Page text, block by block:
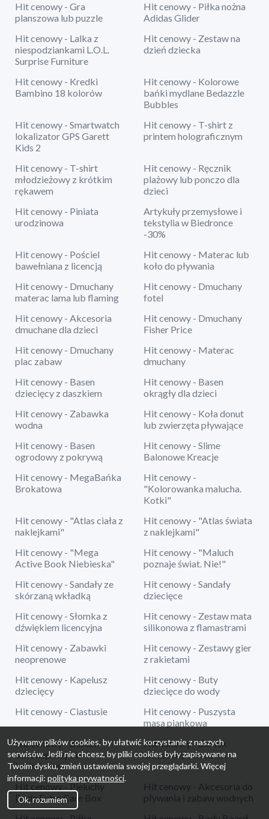
Hit cenowy - Gra
planszowa lub puzzle
Hit cenowy - Piłka nożna
Adidas Glider
Hit cenowy - Lalka z
niespodziankami L.O.L.
Surprise Furniture
Hit cenowy - Zestaw na
dzień dziecka
Hit cenowy - Kredki
Bambino 18 kolorów
Hit cenowy - Kolorowe
bańki mydlane Bedazzle
Bubbles
Hit cenowy - Smartwatch
lokalizator GPS Garett
Kids 2
Hit cenowy - T-shirt z
printem holograficznym
Hit cenowy - T-shirt
młodzieżowy z krótkim
rękawem
Hit cenowy - Ręcznik
plażowy lub ponczo dla
dzieci
Hit cenowy - Piniata
urodzinowa
Artykuły przemysłowe i
tekstylia w Biedronce
-30%
Hit cenowy - Pościel
bawełniana z licencją
Hit cenowy - Materac lub
koło do pływania
Hit cenowy - Dmuchany
materac lama lub flaming
Hit cenowy - Dmuchany
fotel
Hit cenowy - Akcesoria
dmuchane dla dzieci
Hit cenowy - Dmuchany
Fisher Price
Hit cenowy - Dmuchany
plac zabaw
Hit cenowy - Materac
dmuchany
Hit cenowy - Basen
dziecięcy z daszkiem
Hit cenowy - Basen
okrągły dla dzieci
Hit cenowy - Zabawka
wodna
Hit cenowy - Koła donut
lub zwierzęta pływające
Hit cenowy - Basen
ogrodowy z pokrywą
Hit cenowy - Slime
Balonowe Kreacje
Hit cenowy - MegaBańka
Brokatowa
Hit cenowy -
"Kolorowanka malucha.
Kotki"
Hit cenowy - "Atlas ciała z
naklejkami"
Hit cenowy - "Atlas świata
z naklejkami"
Hit cenowy - "Mega
Active Book Niebieska"
Hit cenowy - "Maluch
poznaje świat. Nie!"
Hit cenowy - Sandały ze
skórzaną wkładką
Hit cenowy - Sandały
dziecięce
Hit cenowy - Słomka z
dźwiękiem licencyjna
Hit cenowy - Zestaw mata
silikonowa z flamastrami
Hit cenowy - Zabawki
neoprenowe
Hit cenowy - Zestawy gier
z rakietami
Hit cenowy - Kapelusz
dziecięcy
Hit cenowy - Buty
dziecięce do wody
Hit cenowy - Ciastusie
Hit cenowy - Puszysta
masa piankowa
Hit cenowy - Zestaw
teleskopowy do
badmintona
Hit cenowy - Zamek
dmuchany z koszem
Hit cenowy - Pieluchy
Dada Extra Care Box
Hit cenowy - Akcesoria do
pływania i zabaw wodnych
Używamy plików cookies, by ułatwić korzystanie z naszych
serwisów. Jeśli nie chcesz, by pliki cookies były zapisywane na
Twoim dysku, zmień ustawienia swojej przeglądarki. Więcej
informacji: polityka prywatności.
Ok, rozumiem